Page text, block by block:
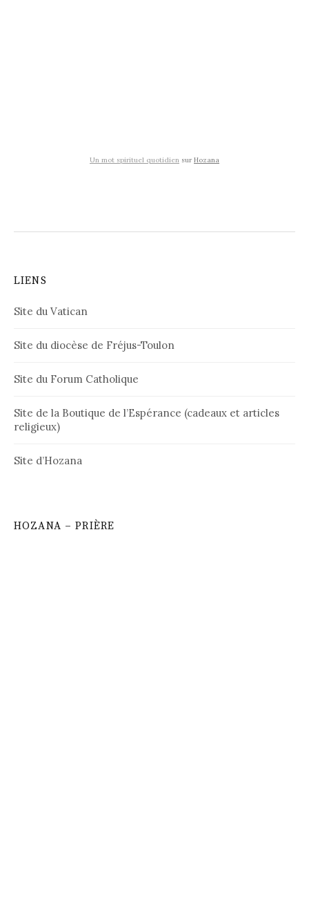
Un mot spirituel quotidien surHozana
LIENS
Site du Vatican
Site du diocèse de Fréjus-Toulon
Site du Forum Catholique
Site de la Boutique de l’Espérance (cadeaux et articles
religieux)
Site d’Hozana
HOZANA – PRIÈRE